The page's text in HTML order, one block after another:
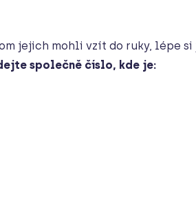
jejich mohli vzít do ruky, lépe si
společně číslo, kde je: